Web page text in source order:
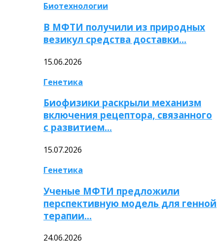
Биотехнологии
В МФТИ получили из природных
везикул средства доставки…
15.06.2026
Генетика
Биофизики раскрыли механизм
включения рецептора, связанного
с развитием…
15.07.2026
Генетика
Ученые МФТИ предложили
перспективную модель для генной
терапии…
24.06.2026